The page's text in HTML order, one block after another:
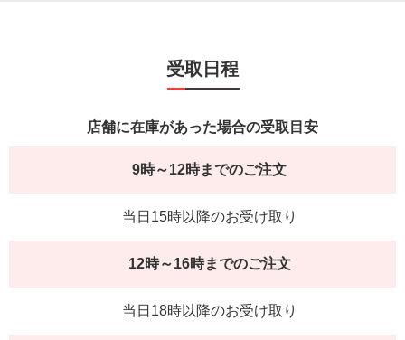
受取日程
店舗に在庫があった場合の受取目安
9時～12時までのご注文
当日15時以降のお受け取り
12時～16時までのご注文
当日18時以降のお受け取り